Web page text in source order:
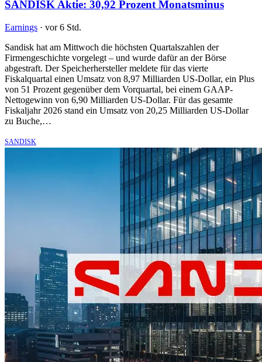
SANDISK Aktie: 30,92 Prozent Monatsminus
Earnings · vor 6 Std.
Sandisk hat am Mittwoch die höchsten Quartalszahlen der
Firmengeschichte vorgelegt – und wurde dafür an der Börse
abgestraft. Der Speicherhersteller meldete für das vierte
Fiskalquartal einen Umsatz von 8,97 Milliarden US-Dollar, ein Plus
von 51 Prozent gegenüber dem Vorquartal, bei einem GAAP-
Nettogewinn von 6,90 Milliarden US-Dollar. Für das gesamte
Fiskaljahr 2026 stand ein Umsatz von 20,25 Milliarden US-Dollar
zu Buche,…
SANDISK